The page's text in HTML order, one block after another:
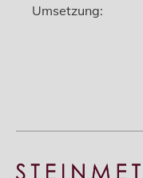
Umsetzung: